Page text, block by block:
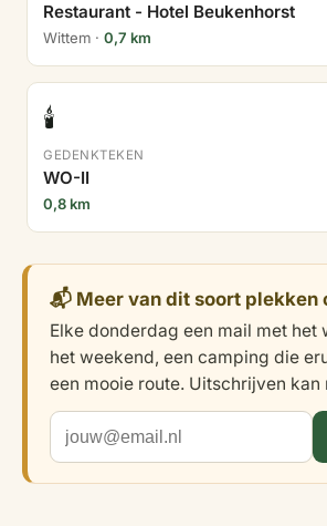
Restaurant - Hotel Beukenhorst
Wittem · 0,7 km
🕯️
GEDENKTEKEN
WO-II
0,8 km
📬 Meer van dit soort plekken
Elke donderdag een mail met het
het weekend, een camping die
een mooie route. Uitschrijven kan